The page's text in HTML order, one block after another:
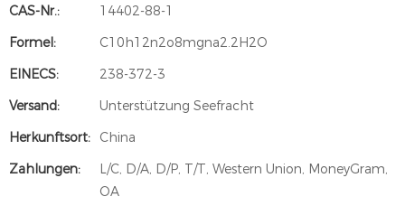
CAS-Nr.:
14402-88-1
Formel:
C10h12n2o8mgna2.2H2O
EINECS:
238-372-3
Versand:
Unterstützung Seefracht
Herkunftsort:
China
Zahlungen:
L/C, D/A, D/P, T/T, Western Union, MoneyGram,
OA